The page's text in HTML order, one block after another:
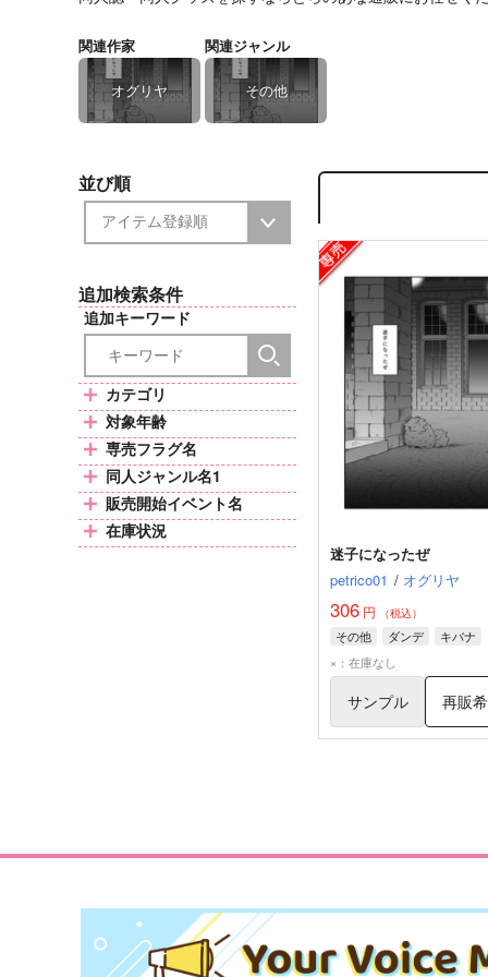
関連作家
オグリヤ
関連ジャンル
その他
並び順
追加検索条件
追加キーワード
カテゴリ
対象年齢
専売フラグ名
同人ジャンル名1
販売開始イベント名
在庫状況
迷子になったぜ
petrico01 / オグリヤ
306 円 （税込）
その他 ダンデ
キバナ
×：在庫なし
サンプル 再販